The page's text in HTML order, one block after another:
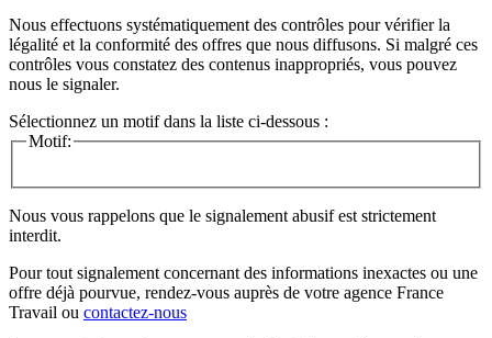
Nous effectuons systématiquement des contrôles pour vérifier la
légalité et la conformité des offres que nous diffusons. Si malgré ces
contrôles vous constatez des contenus inappropriés, vous pouvez
nous le signaler.
Sélectionnez un motif dans la liste ci-dessous :
Motif:
Nous vous rappelons que le signalement abusif est strictement
interdit.
Pour tout signalement concernant des informations inexactes ou une
offre déjà pourvue, rendez-vous auprès de votre agence France
Travail ou contactez-nous